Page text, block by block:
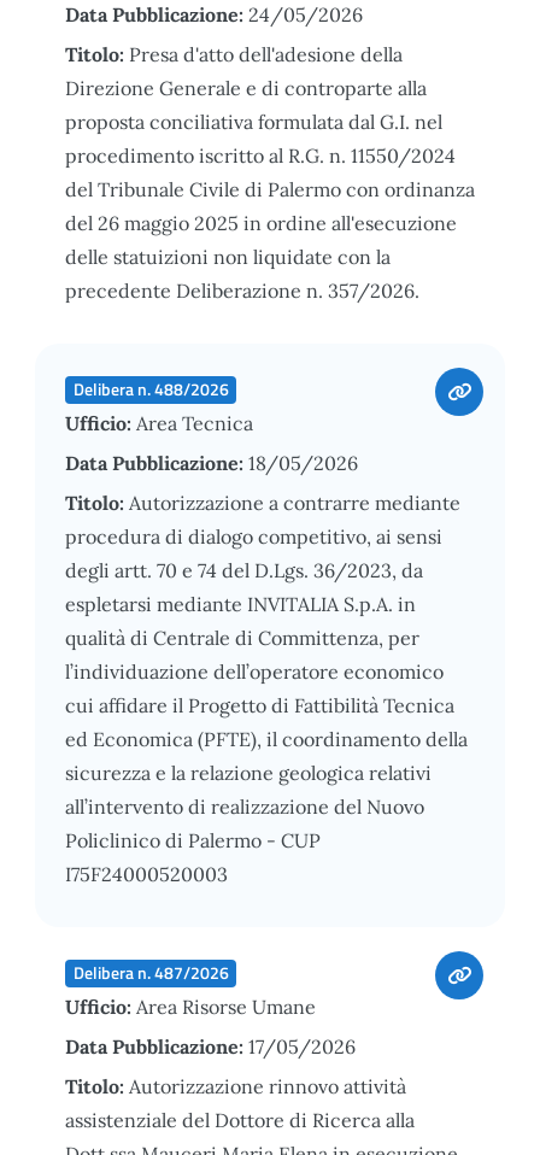
Data Pubblicazione: 24/05/2026
Titolo: Presa d'atto dell'adesione della
Direzione Generale e di controparte alla
proposta conciliativa formulata dal G.I. nel
procedimento iscritto al R.G. n. 11550/2024
del Tribunale Civile di Palermo con ordinanza
del 26 maggio 2025 in ordine all'esecuzione
delle statuizioni non liquidate con la
precedente Deliberazione n. 357/2026.
Delibera n. 488/2026
Ufficio: Area Tecnica
Data Pubblicazione: 18/05/2026
Titolo: Autorizzazione a contrarre mediante
procedura di dialogo competitivo, ai sensi
degli artt. 70 e 74 del D.Lgs. 36/2023, da
espletarsi mediante INVITALIA S.p.A. in
qualità di Centrale di Committenza, per
l’individuazione dell’operatore economico
cui affidare il Progetto di Fattibilità Tecnica
ed Economica (PFTE), il coordinamento della
sicurezza e la relazione geologica relativi
all’intervento di realizzazione del Nuovo
Policlinico di Palermo - CUP
I75F24000520003
Delibera n. 487/2026
Ufficio: Area Risorse Umane
Data Pubblicazione: 17/05/2026
Titolo: Autorizzazione rinnovo attività
assistenziale del Dottore di Ricerca alla